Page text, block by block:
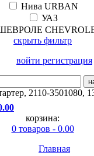
Нива URBAN
УАЗ
скрыть фильтр
войти регистрация
, 2110-3501080,
корзина:
0 товаров - 0.00
Главная